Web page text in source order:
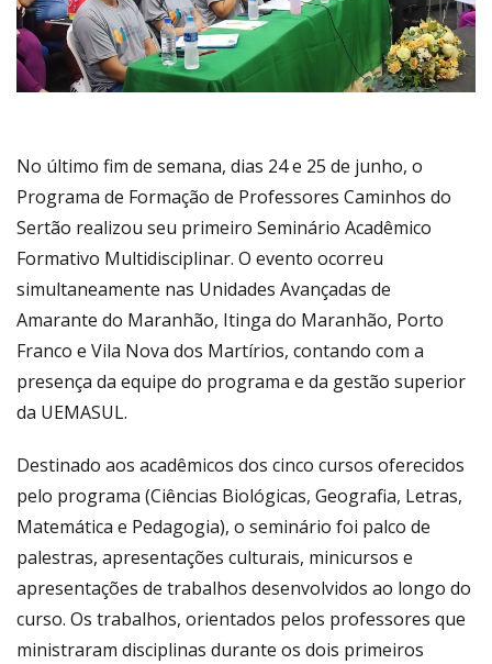
No último fim de semana, dias 24 e 25 de junho, o
Programa de Formação de Professores Caminhos do
Sertão realizou seu primeiro Seminário Acadêmico
Formativo Multidisciplinar. O evento ocorreu
simultaneamente nas Unidades Avançadas de
Amarante do Maranhão, Itinga do Maranhão, Porto
Franco e Vila Nova dos Martírios, contando com a
presença da equipe do programa e da gestão superior
da UEMASUL.
Destinado aos acadêmicos dos cinco cursos oferecidos
pelo programa (Ciências Biológicas, Geografia, Letras,
Matemática e Pedagogia), o seminário foi palco de
palestras, apresentações culturais, minicursos e
apresentações de trabalhos desenvolvidos ao longo do
curso. Os trabalhos, orientados pelos professores que
ministraram disciplinas durante os dois primeiros